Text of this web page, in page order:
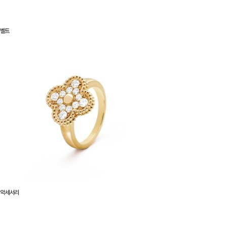
벨트
악세서리